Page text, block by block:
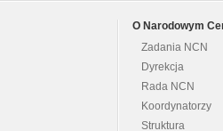
O Narodowym
Zadania NCN
Dyrekcja
Rada NCN
Koordynatorzy
Struktura